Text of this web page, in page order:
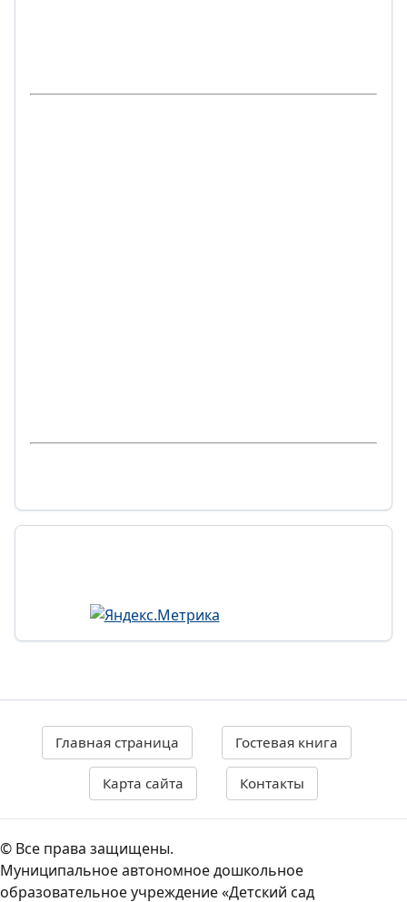
Главная страница Гостевая книга
Карта сайта Контакты
© Все права защищены.
Муниципальное автономное дошкольное
образовательное учреждение «Детский сад